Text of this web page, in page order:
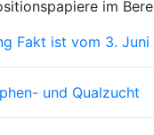
im
Fakt ist vom 3.
und Qualzucht